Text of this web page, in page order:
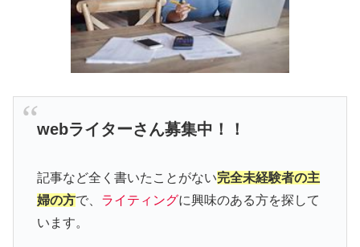
webライターさん募集中！！
記事など全く書いたことがない完全未経験者の主
婦の方で、 ライティングに興味のある方を探して
います。